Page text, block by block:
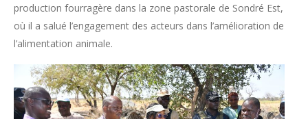
production fourragère dans la zone pastorale de Sondré Est,
où il a salué l’engagement des acteurs dans l’amélioration de
l’alimentation animale.